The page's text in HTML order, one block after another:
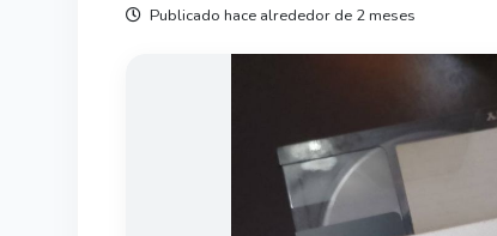
Publicado hace alrededor de 2 meses